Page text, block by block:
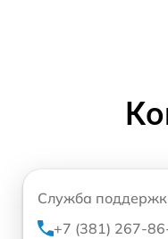
Служба
+7 (381) 267-